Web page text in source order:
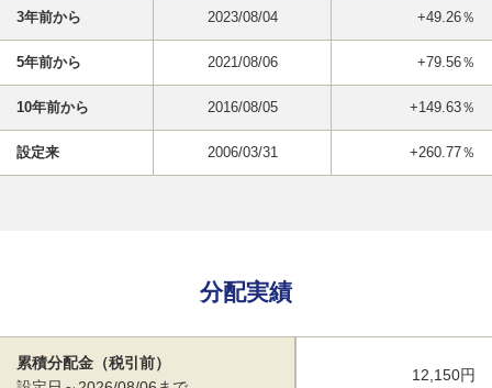
3年前から 2023/08/04 +49.26％
5年前から 2021/08/06 +79.56％
10年前から 2016/08/05 +149.63％
設定来 2006/03/31 +260.77％
分配実績
累積分配金（税引前）
12,150円